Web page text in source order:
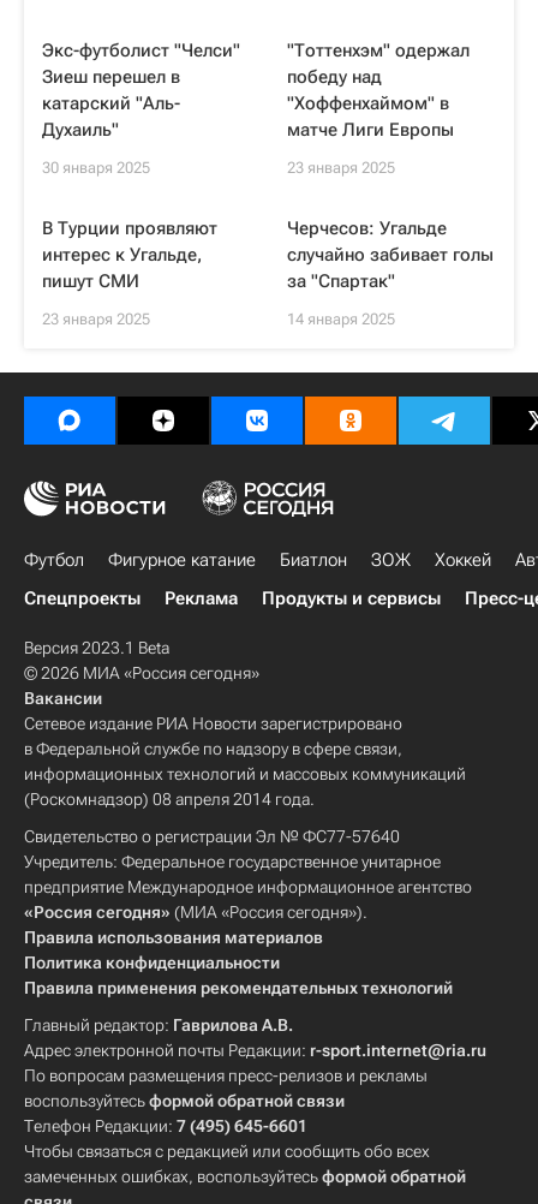
Экс-футболист "Челси"
Зиеш перешел в
катарский "Аль-
Духаиль"
30 января 2025
"Тоттенхэм" одержал
победу над
"Хоффенхаймом" в
матче Лиги Европы
23 января 2025
В Турции проявляют
интерес к Угальде,
пишут СМИ
23 января 2025
Черчесов: Угальде
случайно забивает голы
за "Спартак"
14 января 2025
Футбол Фигурное катание Биатлон ЗОЖ Хоккей
Спецпроекты
Реклама Продукты и сервисы Пресс-
Версия 2023.1 Beta
© 2026 МИА «Россия сегодня»
Вакансии
Сетевое издание РИА Новости зарегистрировано
в Федеральной службе по надзору в сфере связи,
информационных технологий и массовых коммуникаций
(Роскомнадзор) 08 апреля 2014 года.
Свидетельство о регистрации Эл № ФС77-57640
Учредитель: Федеральное государственное унитарное
предприятие Международное информационное агентство
«Россия сегодня» (МИА «Россия сегодня»).
Правила использования материалов
Политика конфиденциальности
Правила применения рекомендательных технологий
Главный редактор: Гаврилова А.В.
Адрес электронной почты Редакции: r-sport.internet@ria.ru
По вопросам размещения пресс-релизов и рекламы
воспользуйтесьформой обратной связи
Телефон Редакции: 7 (495) 645-6601
Чтобы связаться с редакцией или сообщить обо всех
замеченных ошибках, воспользуйтесьформой обратной